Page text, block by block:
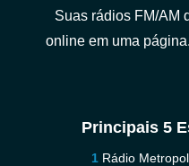
Suas rádios FM/AM
online em uma
Principais 5
Rádio